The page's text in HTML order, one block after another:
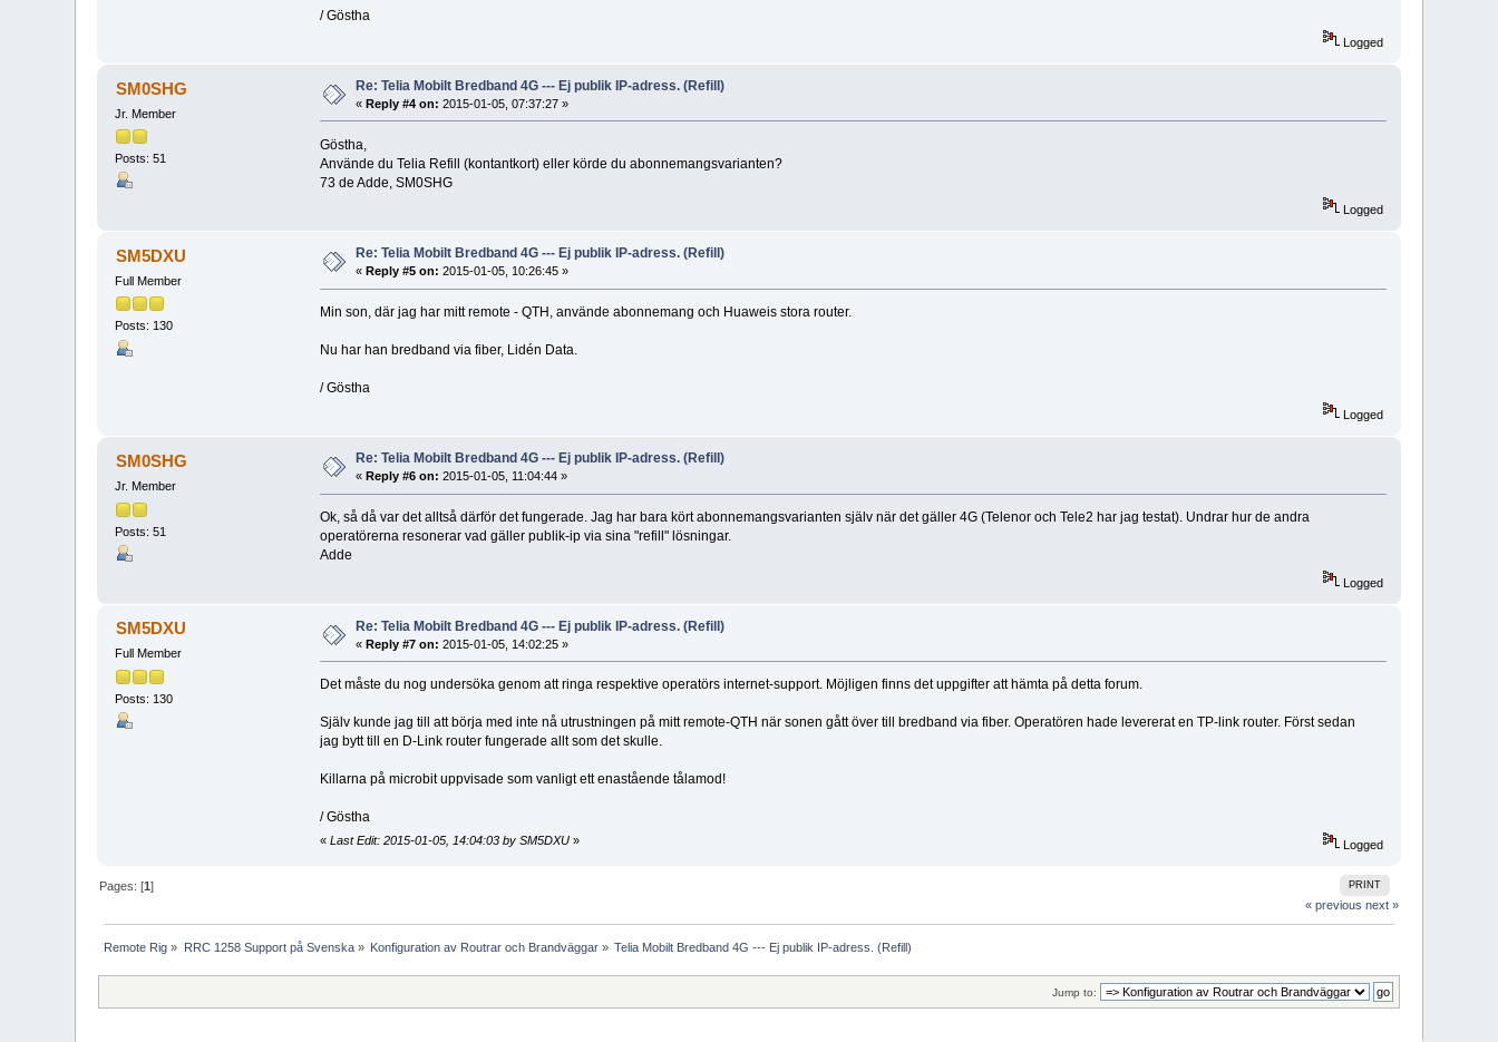
/ Göstha
Logged
SM0SHG
Jr. Member
Posts: 51
Re: Telia Mobilt Bredband 4G --- Ej publik IP-adress. (Refill)
«Reply #4 on: 2015-01-05, 07:37:27 »
Göstha,
Använde du Telia Refill (kontantkort) eller körde du abonnemangsvarianten?
73 de Adde, SM0SHG
Logged
SM5DXU
Full Member
Posts: 130
Re: Telia Mobilt Bredband 4G --- Ej publik IP-adress. (Refill)
«Reply #5 on: 2015-01-05, 10:26:45 »
Min son, där jag har mitt remote - QTH, använde abonnemang och Huaweis stora router.
Nu har han bredband via fiber, Lidén Data.
/ Göstha
Logged
SM0SHG
Jr. Member
Posts: 51
Re: Telia Mobilt Bredband 4G --- Ej publik IP-adress. (Refill)
« Reply #6 on: 2015-01-05, 11:04:44 »
Ok, så då var det alltså därför det fungerade. Jag har bara kört abonnemangsvarianten själv när det gäller 4G (Telenor och Tele2 har jag testat). Undrar hur de andra
operatörerna resonerar vad gäller publik-ip via sina "refill" lösningar.
Adde
Logged
SM5DXU
Full Member
Posts: 130
Re: Telia Mobilt Bredband 4G --- Ej publik IP-adress. (Refill)
«Reply #7 on: 2015-01-05, 14:02:25 »
Det måste du nog undersöka genom att ringa respektive operatörs internet-support. Möjligen finns det uppgifter att hämta på detta forum.
Själv kunde jag till att börja med inte nå utrustningen på mitt remote-QTH när sonen gått över till bredband via fiber. Operatören hade levererat en TP-link router. Först sedan
jag bytt till en D-Link router fungerade allt som det skulle.
Killarna på microbit uppvisade som vanligt ett enastående tålamod!
/ Göstha
« Last Edit: 2015-01-05, 14:04:03 by SM5DXU» Logged
PRINT
Pages: [1]
« previous next »
Remote Rig » RRC 1258 Support på Svenska» Konfiguration av Routrar och Brandväggar » Telia Mobilt Bredband 4G --- Ej publik IP-adress. (Refill)
Jump to: